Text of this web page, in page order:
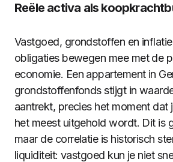
Reële activa als
Vastgoed, grondstoffen en
obligaties bewegen mee met de
economie. Een appartement in
grondstoffenfonds stijgt in
aantrekt, precies het moment dat
het meest uitgehold wordt. Dit is
maar de correlatie is historisch
liquiditeit: vastgoed kun je niet